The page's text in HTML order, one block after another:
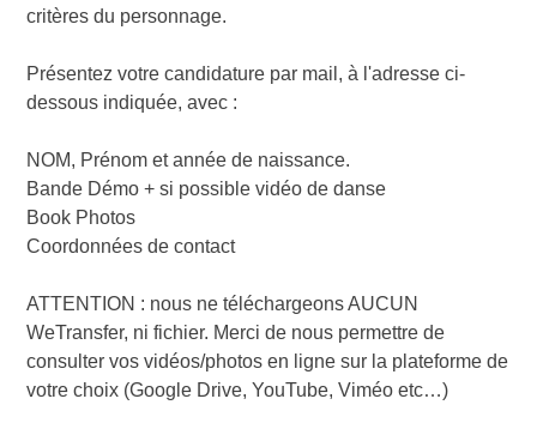
critères du personnage.
Présentez votre candidature par mail, à l'adresse ci-
dessous indiquée, avec :
NOM, Prénom et année de naissance.
Bande Démo + si possible vidéo de danse
Book Photos
Coordonnées de contact
ATTENTION : nous ne téléchargeons AUCUN
WeTransfer, ni fichier. Merci de nous permettre de
consulter vos vidéos/photos en ligne sur la plateforme de
votre choix (Google Drive, YouTube, Viméo etc…)